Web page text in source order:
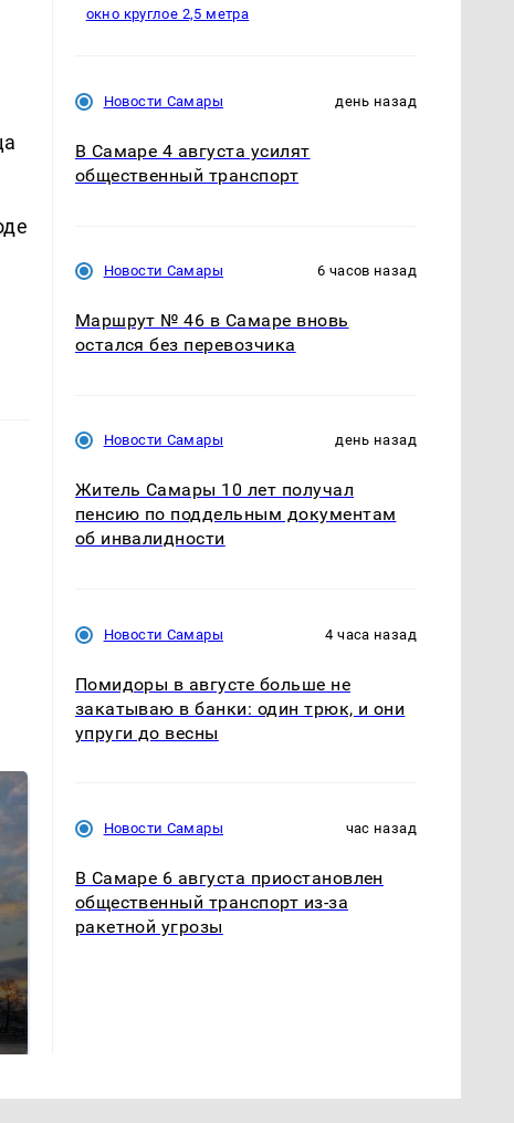
окно круглое 2,5 метра
Новости Самары день назад
В Самаре 4 августа усилят
общественный транспорт
Новости Самары 6 часов назад
Маршрут № 46 в Самаре вновь
остался без перевозчика
Новости Самары день назад
Житель Самары 10 лет получал
пенсию по поддельным документам
об инвалидности
Новости Самары 4 часа назад
Помидоры в августе больше не
закатываю в банки: один трюк, и они
упруги до весны
Новости Самары час назад
В Самаре 6 августа приостановлен
общественный транспорт из-за
ракетной угрозы